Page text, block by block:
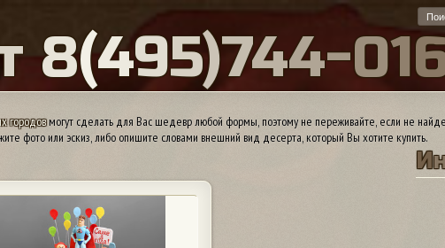
8(495)744-01
городовмогут сделать для Вас шедевр любой формы, поэтому не переживайте, если не
фото или эскиз, либо опишите словами внешний вид десерта, который Вы хотите купить.
И